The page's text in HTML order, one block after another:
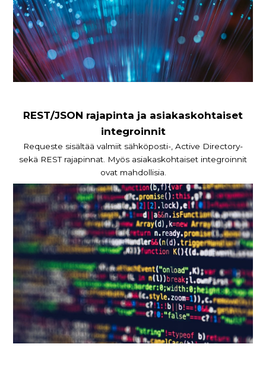
REST/JSON rajapinta ja asiakaskohtaiset
integroinnit
Requeste sisältää valmiit sähköposti-, Active Directory-
sekä REST rajapinnat. Myös asiakaskohtaiset integroinnit
ovat mahdollisia.